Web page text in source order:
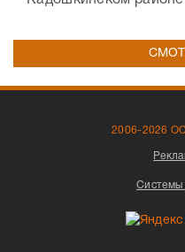
2006-2026
Системы